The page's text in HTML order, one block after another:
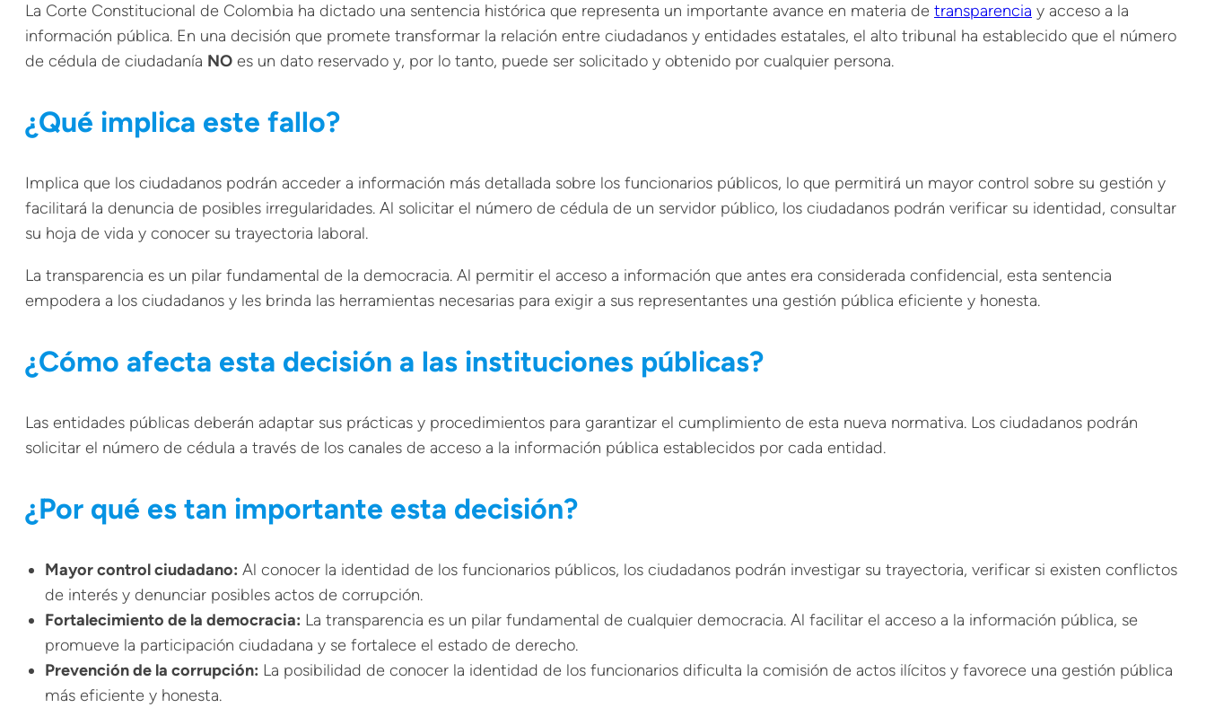
La Corte Constitucional de Colombia ha dictado una sentencia histórica que representa un importante avance en materia de transparencia y acceso a la
información pública. En una decisión que promete transformar la relación entre ciudadanos y entidades estatales, el alto tribunal ha establecido que el número
de cédula de ciudadanía NO es un dato reservado y, por lo tanto, puede ser solicitado y obtenido por cualquier persona.
¿Qué implica este fallo?
Implica que los ciudadanos podrán acceder a información más detallada sobre los funcionarios públicos, lo que permitirá un mayor control sobre su gestión y
facilitará la denuncia de posibles irregularidades. Al solicitar el número de cédula de un servidor público, los ciudadanos podrán verificar su identidad, consultar
su hoja de vida y conocer su trayectoria laboral.
La transparencia es un pilar fundamental de la democracia. Al permitir el acceso a información que antes era considerada confidencial, esta sentencia
empodera a los ciudadanos y les brinda las herramientas necesarias para exigir a sus representantes una gestión pública eficiente y honesta.
¿Cómo afecta esta decisión a las instituciones públicas?
Las entidades públicas deberán adaptar sus prácticas y procedimientos para garantizar el cumplimiento de esta nueva normativa. Los ciudadanos podrán
solicitar el número de cédula a través de los canales de acceso a la información pública establecidos por cada entidad.
¿Por qué es tan importante esta decisión?
Mayor control ciudadano: Al conocer la identidad de los funcionarios públicos, los ciudadanos podrán investigar su trayectoria, verificar si existen conflictos
de interés y denunciar posibles actos de corrupción.
Fortalecimiento de la democracia: La transparencia es un pilar fundamental de cualquier democracia. Al facilitar el acceso a la información pública, se
promueve la participación ciudadana y se fortalece el estado de derecho.
Prevención de la corrupción: La posibilidad de conocer la identidad de los funcionarios dificulta la comisión de actos ilícitos y favorece una gestión pública
más eficiente y honesta.